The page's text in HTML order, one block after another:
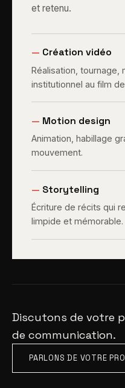
et retenu.
— Création vidéo
Réalisation,
institutionnel au film
— Motion design
Animation, habillage
mouvement.
— Storytelling
Écriture de récits qui
limpide et mémorable.
Discutons de votre
de communication.
PARLONS DE VOTRE